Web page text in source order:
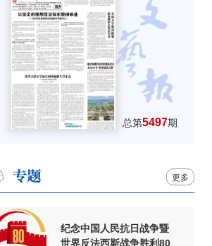
总第5497期
更多
纪念中国人民抗日战争暨
世界反法西斯战争胜利80